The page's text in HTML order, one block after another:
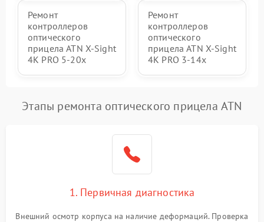
Ремонт
контроллеров
оптического
прицела ATN X-Sight
4K PRO 5-20x
Ремонт
контроллеров
оптического
прицела ATN X-Sight
4K PRO 3-14x
Этапы ремонта оптического прицела ATN
1. Первичная диагностика
Внешний осмотр корпуса на наличие деформаций. Проверка